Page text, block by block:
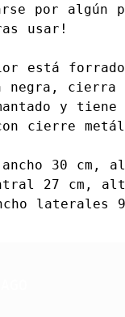
por algún
usar!
está forrado
negra, cierra
y
cierre
ancho 30 cm,
27 cm,
laterales